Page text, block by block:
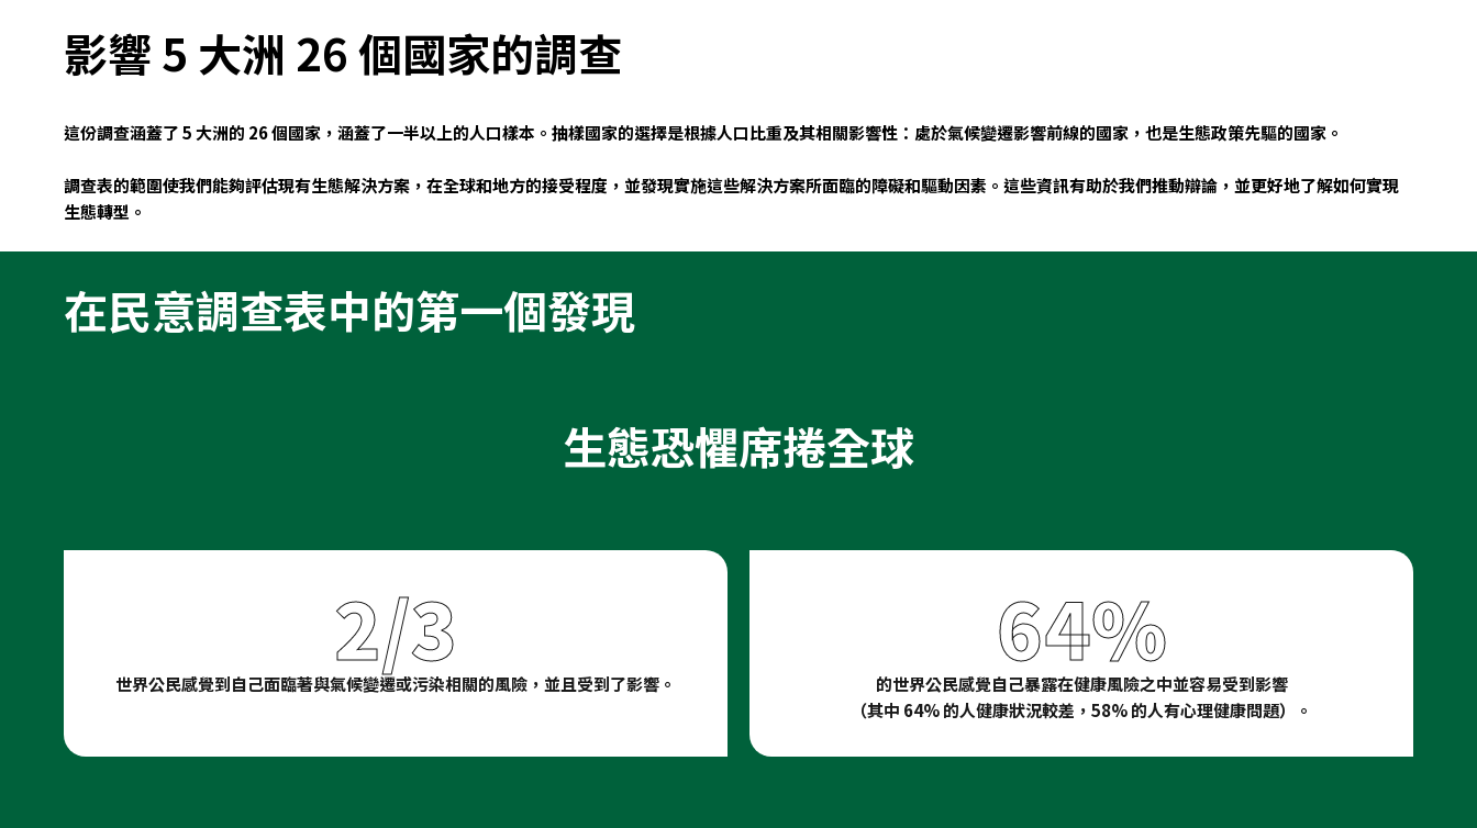
影響 5 大洲 26 個國家的調查
這份調查涵蓋了 5 大洲的 26 個國家，涵蓋了一半以上的人口樣本。抽樣國家的選擇是根據人口比重及其相關影響性：處於氣候變遷影響前線的國家，也是生態政策先驅的國家。
調查表的範圍使我們能夠評估現有生態解決方案，在全球和地方的接受程度，並發現實施這些解決方案所面臨的障礙和驅動因素。這些資訊有助於我們推動辯論，並更好地了解如何實現
生態轉型。
在民意調查表中的第一個發現
生態恐懼席捲全球
2/3
世界公民感覺到自己面臨著與氣候變遷或污染相關的風險，並且受到了影響。
64%
的世界公民感覺自己暴露在健康風險之中並容易受到影響
（其中 64% 的人健康狀況較差，58% 的人有心理健康問題）。